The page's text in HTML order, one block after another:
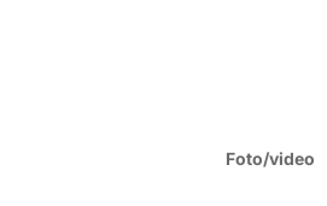
Foto/video